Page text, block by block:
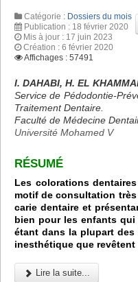
Catégorie : Dossiers du mois
Publication : 18 février 2020
Mis à jour : 17 juin 2023
Création : 6 février 2020
Affichages : 57491
I. DAHABI, H. EL
Service de Pédodontie-
Traitement Dentaire.
Faculté de Médecine
Université Mohamed V
RÉSUMÉ
Les colorations
motif de consultation
carie dentaire et
bien pour les enfants
étant dans la plupart des
inesthétique que
Lire la suite...